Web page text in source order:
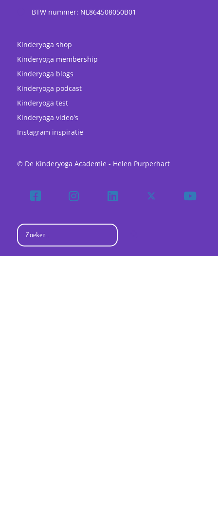
BTW nummer: NL864508050B01
Kinderyoga shop
Kinderyoga membership
Kinderyoga blogs
Kinderyoga podcast
Kinderyoga test
Kinderyoga video's
Instagram inspiratie
© De Kinderyoga Academie - Helen Purperhart